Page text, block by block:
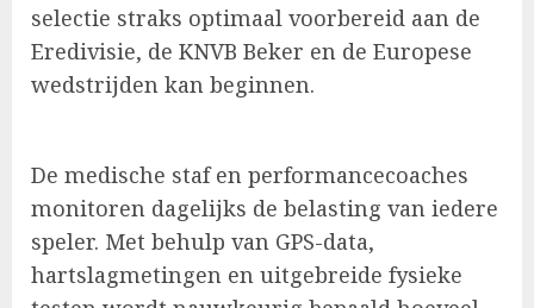
selectie straks optimaal voorbereid aan de
Eredivisie, de KNVB Beker en de Europese
wedstrijden kan beginnen.
De medische staf en performancecoaches
monitoren dagelijks de belasting van iedere
speler. Met behulp van GPS-data,
hartslagmetingen en uitgebreide fysieke